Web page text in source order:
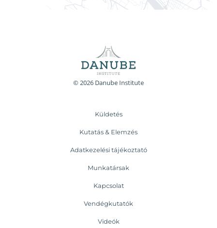
© 2026 Danube Institute
Küldetés
Kutatás & Elemzés
Adatkezelési tájékoztató
Munkatársak
Kapcsolat
Vendégkutatók
Videók